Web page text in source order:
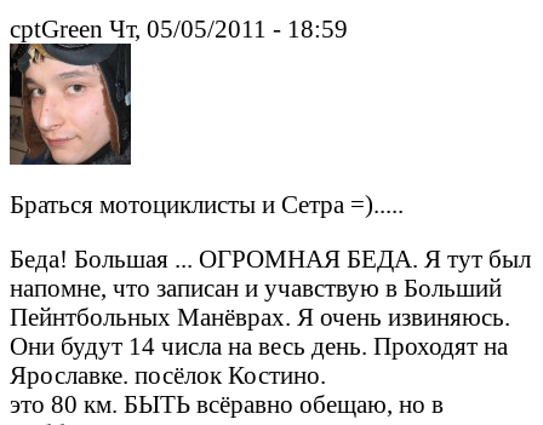
cptGreen Чт, 05/05/2011 - 18:59
Браться мотоциклисты и Сетра =).....
Беда! Большая ... ОГРОМНАЯ БЕДА. Я тут был
напомне, что записан и учавствую в Больший
Пейнтбольных Манёврах. Я очень извиняюсь.
Они будут 14 числа на весь день. Проходят на
Ярославке. посёлок Костино.
это 80 км. БЫТЬ всёравно обещаю, но в